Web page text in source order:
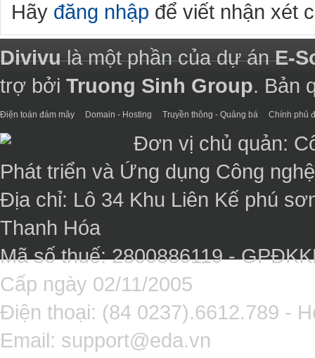
Hãy đăng nhập để viết nhận xét
Divivulà một phần của dự ánE-
trợ bởi Truong Sinh Group. Bản
Điện toán đám mây Domain - Hosting Truyền thông - Quảng bá Chính phủ
Đơn vị chủ quản:
Phát triển và Ứng dụng Công
Địa chỉ: Lô 34 Khu Liên Kế phú
Thanh Hóa
Mã số thuế: 2800886119 -
Cấp ngày 02/11/2005
Điện thoại: (84 0237).6612.789 -
Email: support@eda.vn